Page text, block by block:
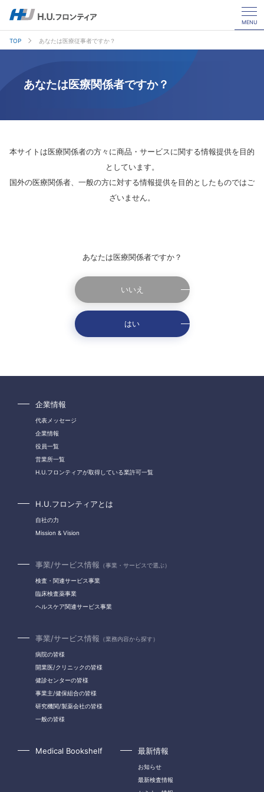
MENU
TOP あなたは医療従事者ですか？
あなたは医療関係者ですか？
本サイトは医療関係者の方々に商品・サービスに関する情報提供を目的
としています。
国外の医療関係者、一般の方に対する情報提供を目的としたものではご
ざいません。
あなたは医療関係者ですか？
いいえ
はい
企業情報
代表メッセージ
企業情報
役員一覧
営業所一覧
H.U.フロンティアが取得している業許可一覧
H.U.フロンティアとは
自社の力
Mission & Vision
事業/サービス情報 （事業・サービスで選ぶ）
検査・関連サービス事業
臨床検査薬事業
ヘルスケア関連サービス事業
事業/サービス情報 （業務内容から探す）
病院の皆様
開業医/クリニックの皆様
健診センターの皆様
事業主/健保組合の皆様
研究機関/製薬会社の皆様
一般の皆様
Medical Bookshelf 最新情報
お知らせ
最新検査情報